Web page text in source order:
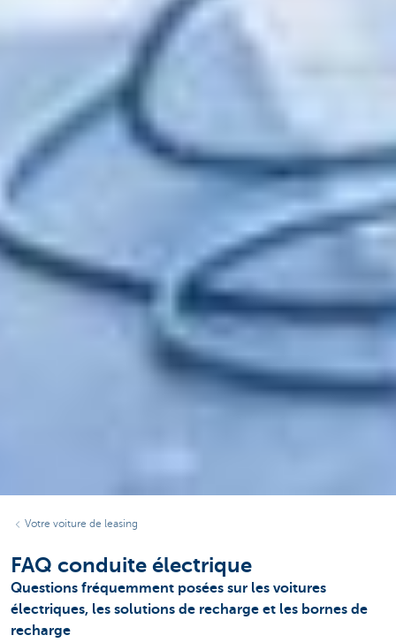
Votre voiture de leasing
FAQ conduite électrique
Questions fréquemment posées sur les voitures
électriques, les solutions de recharge et les bornes de
recharge